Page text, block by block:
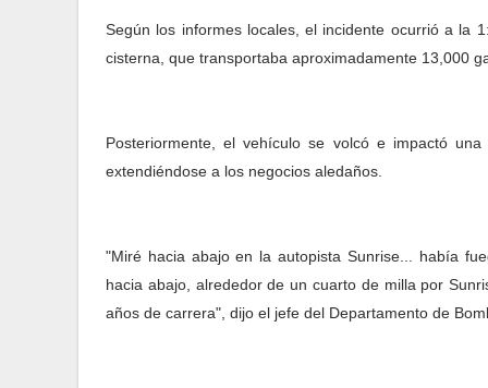
Según los informes locales, el incidente ocurrió a la
cisterna, que transportaba aproximadamente 13,000
Posteriormente, el vehículo se volcó e impactó
extendiéndose a los negocios aledaños.
"Miré hacia abajo en la autopista Sunrise... había
hacia abajo, alrededor de un cuarto de milla por
años de carrera", dijo el jefe del Departamento de